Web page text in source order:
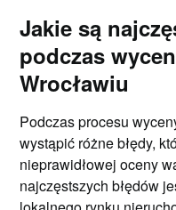
Jakie są
podczas
Wrocławiu
Podczas procesu
wystąpić różne błędy,
nieprawidłowej oceny
najczęstszych błędów